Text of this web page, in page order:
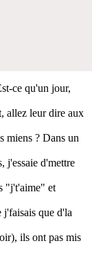
ce qu'un jour,
allez leur dire aux
miens ? Dans un
j'essaie d'mettre
"j't'aime" et
j'faisais que d'la
ils ont pas mis